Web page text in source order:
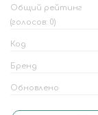
Общий рейтинг
(голосов: 0)
Код
Бренд
Обновлено